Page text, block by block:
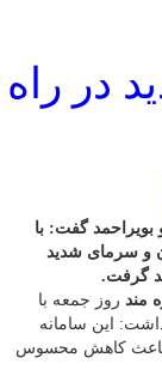
در راه
گفت: با
و سرمای شدید
گرفت.
مند روز جمعه با
این سامانه
باعث کاهش محسوس